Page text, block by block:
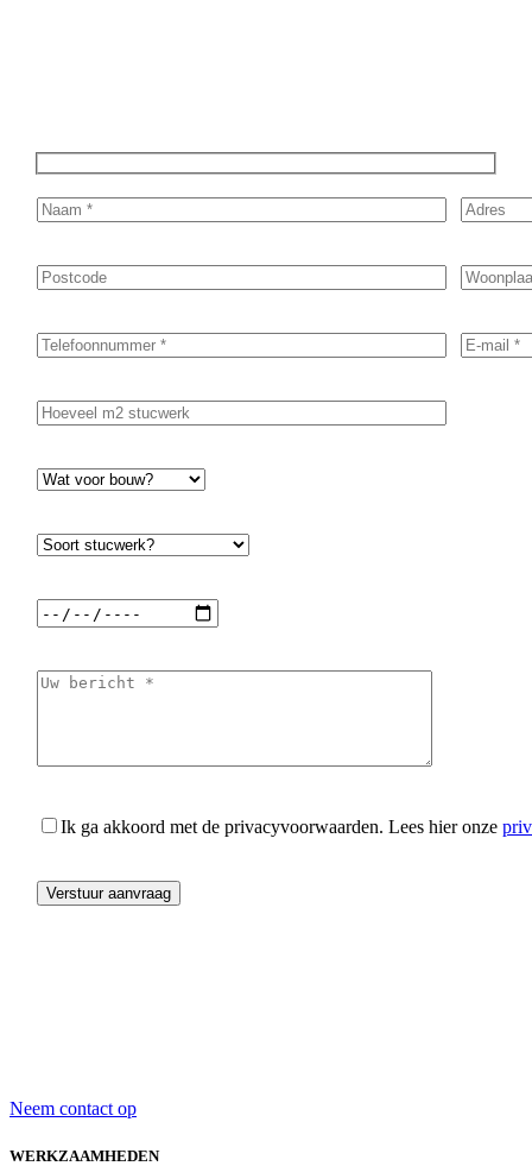
Ik ga akkoord met de privacyvoorwaarden. Lees hier onze
Neem contact op
WERKZAAMHEDEN